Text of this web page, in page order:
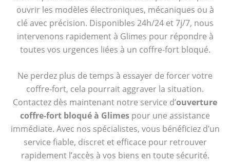
ouvrir les modèles électroniques, mécaniques ou à
clé avec précision. Disponibles 24h/24 et 7j/7, nous
intervenons rapidement à Glimes pour répondre à
toutes vos urgences liées à un coffre-fort bloqué.
Ne perdez plus de temps à essayer de forcer votre
coffre-fort, cela pourrait aggraver la situation.
Contactez dès maintenant notre service d’ouverture
coffre-fort bloqué à Glimes pour une assistance
immédiate. Avec nos spécialistes, vous bénéficiez d’un
service fiable, discret et efficace pour retrouver
rapidement l’accès à vos biens en toute sécurité.